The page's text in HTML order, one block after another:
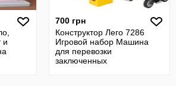
и
700 грн
Конструктор Лего 7286
Игровой набор Машина
для перевозки
заключенных